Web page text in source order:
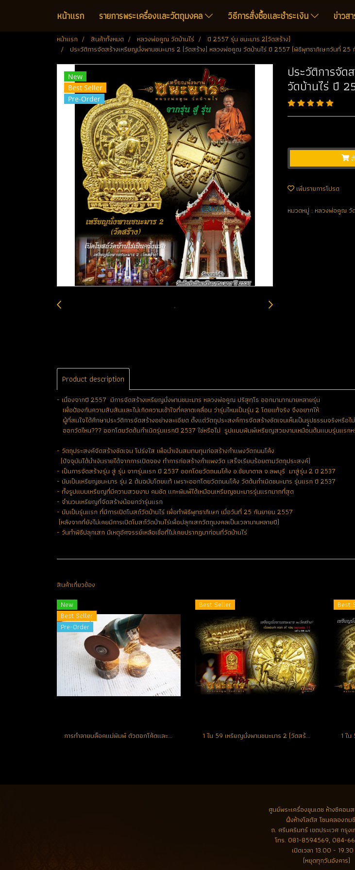
หน้าแรก รายการพระเครื่องและวัตถุมงคล วิธีการสั่งซื้อและชำระเงิน ข่าวส
หน้าแรก สินค้าทั้งหมด หลวงพ่อคูณ วัดบ้านไร่
ปี 2557 รุ่น ชนะมาร 2(วัดสร้าง)
ประวัติการจัดสร้างเหรียญนั่งพานชนะมาร 2 (วัดสร้าง) หลวงพ่อคูณ วัดบ้านไร่ ปี 2557 (พิธีพุทธาภิเษกวันที่ 25
New
Best Seller
Pre-Order
ประวัติการจั
วัดบ้านไร่ ปี
เพิ่มรายการโปรด
หมวดหมู่ : หลวงพ่อคูณ วั
Product description
- เนื่องจากปี 2557 มีการจัดสร้างเหรียญนั่งพานชนะมาร หลวงพ่อคูณ ปริสุทฺโธ ออกมามากมายหลายรุ่น
เพื่อป้องกันความสับสันและไม่เกิดความเข้าใจที่คลาดเคลื่อน ว่ารุ่นไหนเป็นรุ่น 2 โดยแท้จริง จึงอยากให้
ผู้ที่สนใจได้ศึกษาประวัติการจัดสร้างอย่างละเอียด ตั้งแต่วัตถุประสงค์การจัดสร้างชัดเจนเห็นเป็นรุูปธรรมจริงหรือไม่
ออกวัดไหน??? ออกโดยวัดต้นกำเนิดรุ่นแรกปี 2537 ใช่หรือไม่ รูปแบบพิมพ์เหรียญสวยงามเหมือนต้นแบบรุ่นแรกห
- วัตถุประสงค์จัดสร้างชัดเจน โปร่งใส เพื่อนำเงินสมทบทุนก่อสร้างกำแพงวัดถนนโค้ง
(ปัจจุบันได้นำเงินรายได้จากการเปิดจอง ทำการก่อสร้างกำแพงวัด เสร็จเรียบร้อยตามวัตถุประสงค์)
- เป็นการจัดสร้างรุ่น สู่ รุ่น จากรุ่นแรก ปี 2537 ออกโดยวัดถนนโค้ง อ.ชัยบาดาล จ.ลพบุรี มาสู่รุ่น 2 ปี 2537
- นับเป็นเหรียญชนะมาร รุ่น 2 ต้นฉบับโดยแท้ เพราะออกโดยวัดถนนโค้ง วัดต้นกำเนิดชนะมาร รุ่นแรก ปี 2537
- ทั้งรูปแบบเหรียญที่มีความสวยงาม คมชัด แกะพิมพ์ได้เหมือนเหรียญชนะมารรุ่นแรกมากที่สุด
- จำนวนเหรียญที่จัดสร้างน้อยกว่ารุ่นแรก
- นับเป็นรุ่นแรก ที่มีการเปิดโบสถ์วัดบ้านไร่ เพื่อทำพิธีพุทธาภิเษก เมื่อวันที่ 25 กันยายน 2557
(หลังจากที่ยังไม่เคยมีการเปิดโบสถ์วัดบ้านไร่เพื่อปลุกเสกวัตถุมงคลเป็นเวลานานหลายปี)
- วันทำพิธีปลุกเสก มีเหตุอัศจรรย์เหลือเชื่อที่ไม่เคยปรากฏมาก่อนที่วัดบ้านไร่
สินค้าเกี่ยวข้อง
New
Best Seller
Pre-Order
การทำลายบล็อคแม่พิมพ์ ตัวตอกโค้ดและหมายเลข เหรียญนั่งพานชนะมาร 2 (วัดสร้าง)
Best Seller
1 ใน 59 เหรียญนั่งพานชนะมาร 2 (วัดสร้าง) เนื้อทองคำ ตอก 9 รอบ หมายเลข 11 (ขายแล้ว)
Best
ศูนย์พระเครื่องขุนเดช ห้างซีคอน
ฝั่งห้างโลตัส โซนคลองถม
ถ. ศรีนครินทร์ เขตประเวศ กรุง
โทร. 081-8594569, 084-
เปิดเวลา 13.00 -
(หยุดทุกวันอังคาร)